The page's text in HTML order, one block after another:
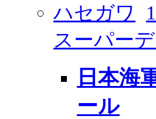
ハセガワ
スーパー
日本海
ール